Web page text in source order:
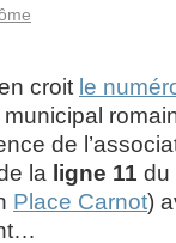
croit le
municipal
de
la ligne 11 du
Place Carnot)